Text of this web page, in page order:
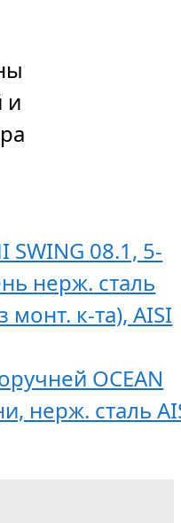
и
SWING 08.1, 5-
нерж. сталь
к-та), AISI
OCEAN
нерж. сталь